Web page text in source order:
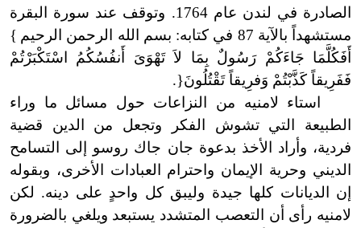
الصادرة في لندن عام 1764. وتوقف عند سورة البقرة
مستشهداً بالآية 87 في كتابه: بسم الله الرحمن الرحيم
}
أَفَكُلَّمَا جَاءَكُمْ رَسُولٌ بِمَا لاَ تَهْوَىَ أَنفُسُكُمُ اسْتَكْبَرْتُمْ
فَفَرِيقاً كَذَّبْتُمْ وَفرِيقاً تَقْتُلُونَ{
.
استاء لامنيه من النزاعات حول مسائل ما وراء
الطبيعة التي تشوش الفكر وتجعل من الدين قضية
فردية، وأراد الأخذ بدعوة جان جاك روسو إلى التسامح
الديني وحرية الإيمان واحترام العبادات الأخرى، وبقوله
إن الديانات كلها جيدة وليبق كل واحدٍ على دينه. لكن
لامنيه رأى أن التعصب المتشدد يستبعد ويلغي بالضرورة